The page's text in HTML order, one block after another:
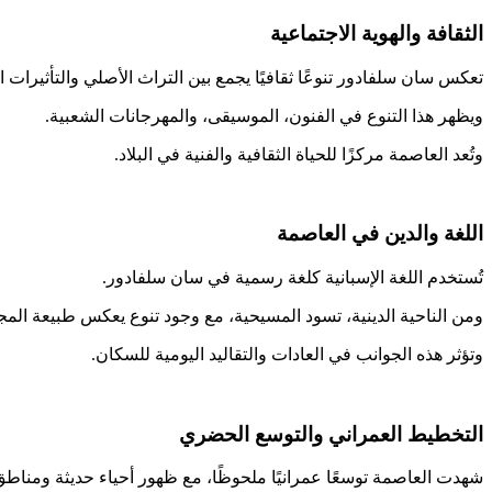
الثقافة والهوية الاجتماعية
تعكس سان سلفادور تنوعًا ثقافيًا يجمع بين التراث الأصلي والتأثيرات
ويظهر هذا التنوع في الفنون، الموسيقى، والمهرجانات الشعبية.
وتُعد العاصمة مركزًا للحياة الثقافية والفنية في البلاد.
اللغة والدين في العاصمة
تُستخدم اللغة الإسبانية كلغة رسمية في سان سلفادور.
ومن الناحية الدينية، تسود المسيحية، مع وجود تنوع يعكس طبيعة
وتؤثر هذه الجوانب في العادات والتقاليد اليومية للسكان.
التخطيط العمراني والتوسع الحضري
شهدت العاصمة توسعًا عمرانيًا ملحوظًا، مع ظهور أحياء حديثة